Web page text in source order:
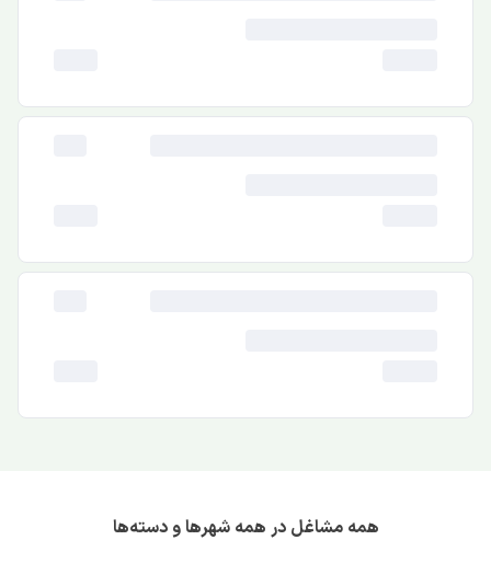
همه مشاغل در همه شهرها و دسته‌ها